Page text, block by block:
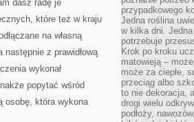
dasz radę je
które też w kraju
na własną
z prawidłową
wykonał
popytać wśród
osobę, która wykona
przypadkowego
Jedna roślina
w kilka dni.
potrzebuje
Krok po kroku
matowieją –
może za ciepłe,
przeciąg albo
to nie dekoracja,
drogi wielu
podłoży,